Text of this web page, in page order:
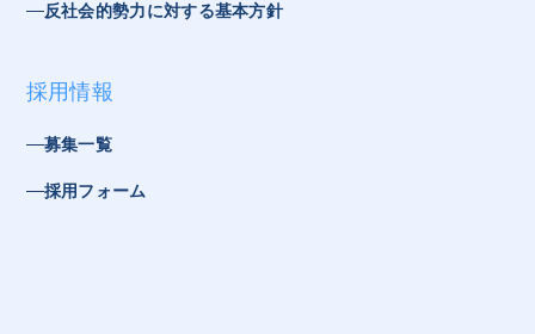
反社会的勢力に対する基本方針
採用情報
募集一覧
採用フォーム